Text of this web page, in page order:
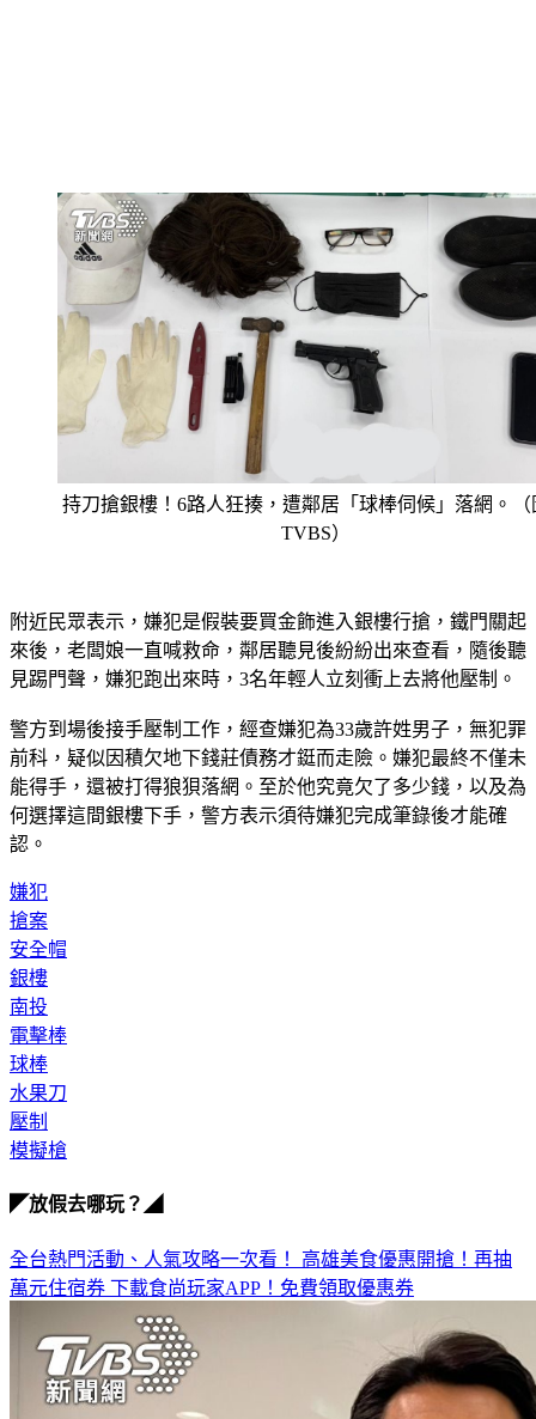
持刀搶銀樓！6路人狂揍，遭鄰居「球棒伺候」落網。（
TVBS）
附近民眾表示，嫌犯是假裝要買金飾進入銀樓行搶，鐵門關起
來後，老闆娘一直喊救命，鄰居聽見後紛紛出來查看，隨後聽
見踢門聲，嫌犯跑出來時，3名年輕人立刻衝上去將他壓制。
警方到場後接手壓制工作，經查嫌犯為33歲許姓男子，無犯罪
前科，疑似因積欠地下錢莊債務才鋌而走險。嫌犯最終不僅未
能得手，還被打得狼狽落網。至於他究竟欠了多少錢，以及為
何選擇這間銀樓下手，警方表示須待嫌犯完成筆錄後才能確
認。
嫌犯
搶案
安全帽
銀樓
南投
電擊棒
球棒
水果刀
壓制
模擬槍
◤放假去哪玩？◢
全台熱門活動、人氣攻略一次看！ 高雄美食優惠開搶！再抽
萬元住宿券 下載食尚玩家APP！免費領取優惠券